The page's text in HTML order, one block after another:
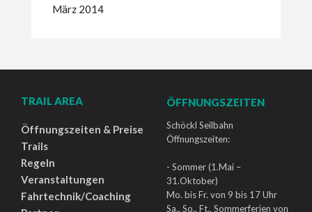
März 2014
TRAIL AREA
Öffnungszeiten & Preise
Trails
Regeln
Veranstaltungen
Fahrtechnik/Coaching
ÖFFNUNGSZEITEN
Schöckl Seilbahn
Öffnungszeiten:
- Sommer (1.Mai –
31.Oktober)
Mo. bis Fr. von 9 bis 17 Uhr
Sa., So., Ft., Sommerferien von